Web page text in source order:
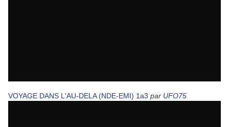
VOYAGE DANS L'AU-DELA (NDE-EMI) 1a3 par UFO75